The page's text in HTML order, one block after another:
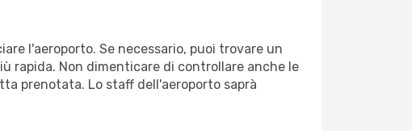
l'aeroporto. Se necessario, puoi trovare un
rapida. Non dimenticare di controllare anche le
prenotata. Lo staff dell'aeroporto saprà